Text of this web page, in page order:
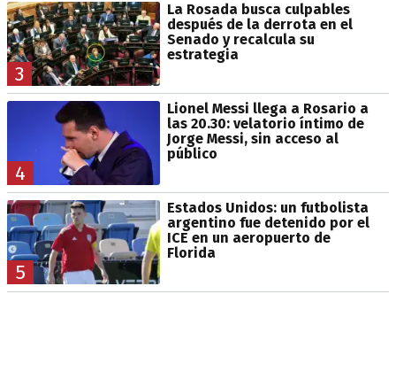
3
La Rosada busca culpables
después de la derrota en el
Senado y recalcula su
estrategia
4
Lionel Messi llega a Rosario a
las 20.30: velatorio íntimo de
Jorge Messi, sin acceso al
público
5
Estados Unidos: un futbolista
argentino fue detenido por el
ICE en un aeropuerto de
Florida